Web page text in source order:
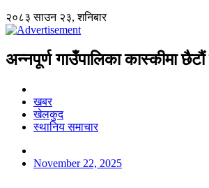
२०८३ साउन २३, शनिबार
अन्नपूर्ण गाउँपालिका कास्कीमा
खबर
खेलकुद
स्थानिय समाचार
November 22, 2025